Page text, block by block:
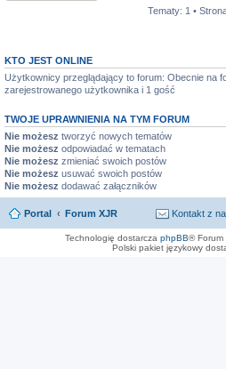
Tematy: 1 •
KTO JEST ONLINE
Użytkownicy przeglądający to forum: Obecnie na
zarejestrowanego użytkownika i 1 gość
TWOJE UPRAWNIENIA NA TYM FORUM
Nie możesz tworzyć nowych tematów
Nie możesz odpowiadać w tematach
Nie możesz zmieniać swoich postów
Nie możesz usuwać swoich postów
Nie możesz dodawać załączników
Portal Forum XJR Kontakt z
Technologię dostarcza phpBB® Forum
Polski pakiet językowy